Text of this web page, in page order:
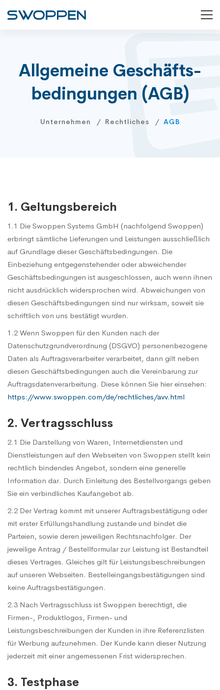
Allgemeine Geschäfts­
bedingungen (AGB)
Unternehmen Rechtliches AGB
1. Geltungsbereich
1.1 Die Swoppen Systems GmbH (nachfolgend Swoppen)
erbringt sämtliche Lieferungen und Leistungen ausschließlich
auf Grundlage dieser Geschäftsbedingungen. Die
Einbeziehung entgegenstehender oder abweichender
Geschäftsbedingungen ist ausgeschlossen, auch wenn ihnen
nicht ausdrücklich widersprochen wird. Abweichungen von
diesen Geschäftsbedingungen sind nur wirksam, soweit sie
schriftlich von uns bestätigt wurden.
1.2 Wenn Swoppen für den Kunden nach der
Datenschutzgrundverordnung (DSGVO) personenbezogene
Daten als Auftragsverarbeiter verarbeitet, dann gilt neben
diesen Geschäftsbedingungen auch die Vereinbarung zur
Auftragsdatenverarbeitung. Diese können Sie hier einsehen:
https://www.swoppen.com/de/rechtliches/avv.html
2. Vertragsschluss
2.1 Die Darstellung von Waren, Internetdiensten und
Dienstleistungen auf den Webseiten von Swoppen stellt kein
rechtlich bindendes Angebot, sondern eine generelle
Information dar. Durch Einleitung des Bestellvorgangs geben
Sie ein verbindliches Kaufangebot ab.
2.2 Der Vertrag kommt mit unserer Auftragsbestätigung oder
mit erster Erfüllungshandlung zustande und bindet die
Parteien, sowie deren jeweiligen Rechtsnachfolger. Der
jeweilige Antrag / Bestellformular zur Leistung ist Bestandteil
dieses Vertrages. Gleiches gilt für Leistungsbeschreibungen
auf unseren Webseiten. Bestelleingangsbestätigungen sind
keine Auftragsbestätigungen.
2.3 Nach Vertragsschluss ist Swoppen berechtigt, die
Firmen-, Produktlogos, Firmen- und
Leistungsbeschreibungen der Kunden in ihre Referenzlisten
für Werbung aufzunehmen. Der Kunde kann dieser Nutzung
jederzeit mit einer angemessenen Frist widersprechen.
3. Testphase